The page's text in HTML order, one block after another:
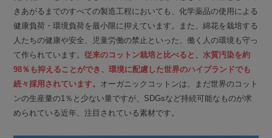
きあがるまでのすべての製造工程においても、化学薬品の使用による
健康負荷・環境負荷を最小限に抑えています。また、綿花を栽培する
人たちの健康や安全、児童労働の禁止といった、働く人の環境も守っ
て作られています。従来のコットン栽培と比べると、水質汚染を約
98％も抑えることができ、環境に配慮した世界のハイブランドでも
続々採用されています。 オーガニックコットンは、まだ世界のコット
ンの生産量の1％と少ない量ですが、SDGsなど持続可能なものが求
められている近年、注目されている素材です。